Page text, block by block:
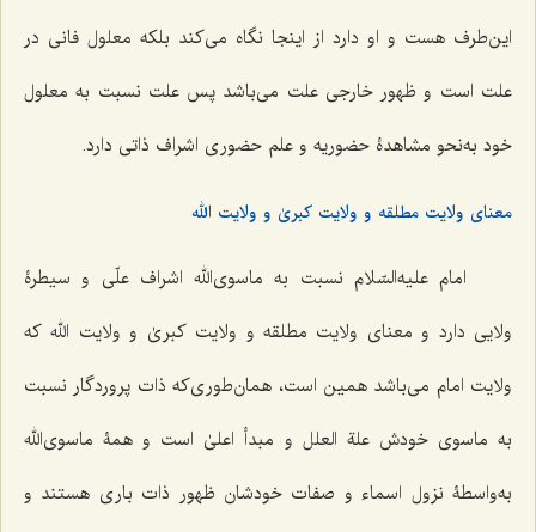
این‌طرف هست و او دارد از اینجا نگاه می‌کند بلکه معلول فانی در
علت است و ظهور خارجی علت می‌باشد پس علت نسبت به معلول
خود به‌نحو مشاهدۀ حضوریه و علم حضوری اشراف ذاتی دارد.
معنای ولایت مطلقه و ولایت کبریٰ و ولایت الله
امام علیه‌السّلام نسبت به ماسوی‌الله اشراف علّی و سیطرۀ
ولایی دارد و معنای ولایت مطلقه و ولایت کبریٰ و ولایت الله که
ولایت امام می‌باشد همین است، همان‌طوری‌که ذات پروردگار نسبت
به ماسوی خودش علة العلل و مبدأ اعلیٰ است و همۀ ماسوی‌الله
به‌واسطۀ نزول اسماء و صفات خودشان ظهور ذات باری هستند و